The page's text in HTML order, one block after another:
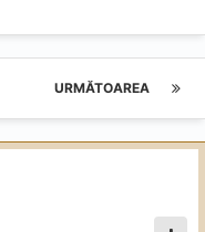
URMĂTOAREA